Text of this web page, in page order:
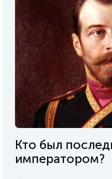
Кто был
императором?